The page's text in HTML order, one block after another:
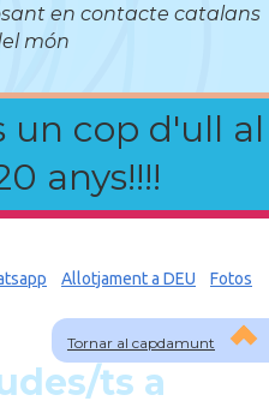
en contacte catalans
món
un cop d'ull al
anys!!!!
Tornar al capdamunt
Allotjament a DEU Fotos
ts a